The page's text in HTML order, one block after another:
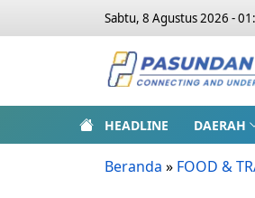
Sabtu, 8 Agustus 2026 -
HEADLINE DAERAH
Beranda » FOOD &